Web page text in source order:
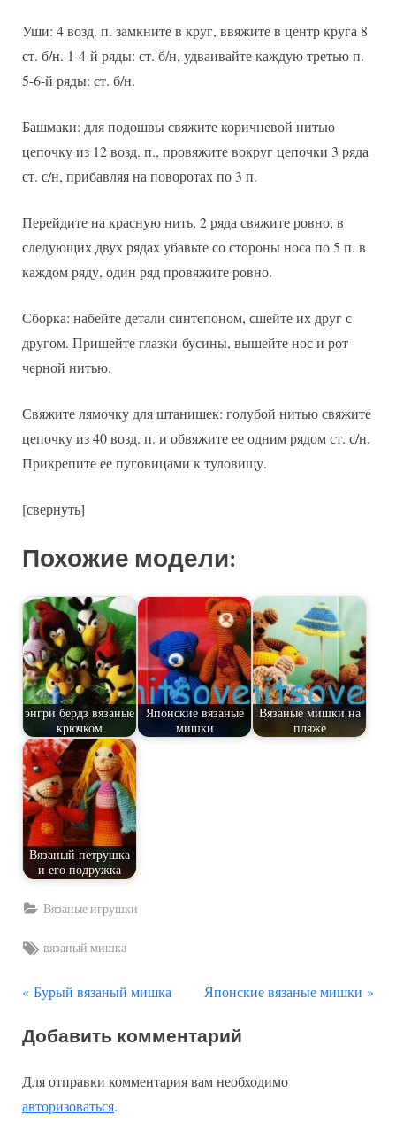
Уши: 4 возд. п. замкните в круг, ввяжите в центр круга 8
ст. б/н. 1-4-й ряды: ст. б/н, удваивайте каждую третью п.
5-6-й ряды: ст. б/н.
Башмаки: для подошвы свяжите коричневой нитью
цепочку из 12 возд. п., провяжите вокруг цепочки 3 ряда
ст. с/н, прибавляя на поворотах по 3 п.
Перейдите на красную нить, 2 ряда свяжите ровно, в
следующих двух рядах убавьте со стороны носа по 5 п. в
каждом ряду, один ряд провяжите ровно.
Сборка: набейте детали синтепоном, сшейте их друг с
другом. Пришейте глазки-бусины, вышейте нос и рот
черной нитью.
Свяжите лямочку для штанишек: голубой нитью свяжите
цепочку из 40 возд. п. и обвяжите ее одним рядом ст. с/н.
Прикрепите ее пуговицами к туловищу.
[свернуть]
Похожие модели:
энгри бердз вязаные
крючком
Японские вязаные
мишки
Вязаные мишки на
пляже
Вязаный петрушка
и его подружка
Вязаные игрушки
Tags:
вязаный мишка
Навигация
по
записям
П
е
ы
д
Бурый вязаный мишка
С
е
у
Японские вязаные мишки
Добавить комментарий
Для отправки комментария вам необходимо
авторизоваться.